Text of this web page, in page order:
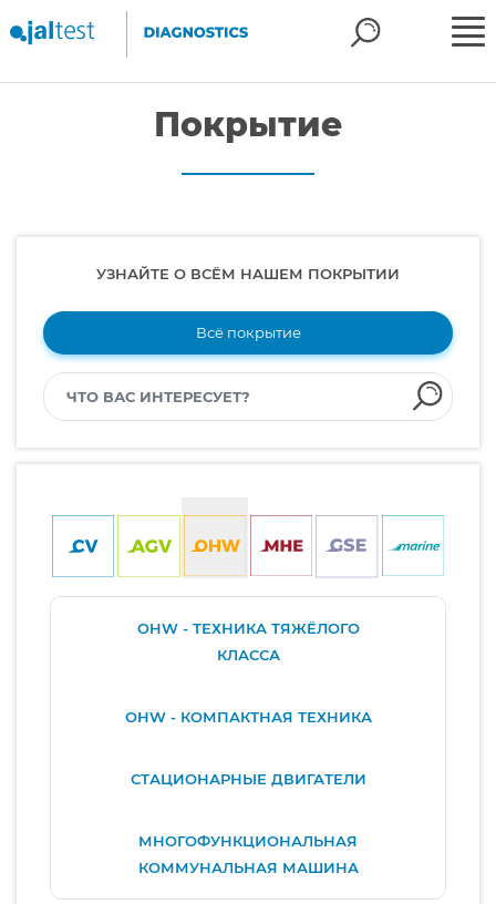
Покрытие
УЗНАЙТЕ О ВСЁМ НАШЕМ ПОКРЫТИИ
Всё покрытие
OHW - ТЕХНИКА ТЯЖЁЛОГО
КЛАССА
OHW - КОМПАКТНАЯ ТЕХНИКА
СТАЦИОНАРНЫЕ ДВИГАТЕЛИ
МНОГОФУНКЦИОНАЛЬНАЯ
КОММУНАЛЬНАЯ МАШИНА